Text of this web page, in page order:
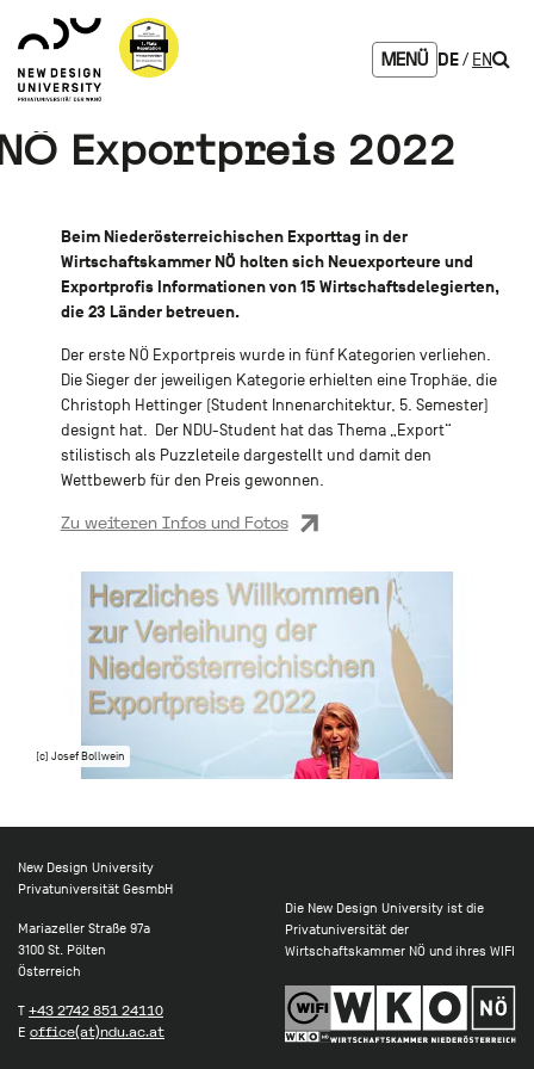
Inhalt
Hauptnavigation
Footernavigation
Logo
NDU
verlinkt
zur
Startseite
MENÜ DE EN
Exportpreis 2022
Beim Niederösterreichischen Exporttag in der
Wirtschaftskammer NÖ holten sich Neuexporteure und
Exportprofis Informationen von 15 Wirtschaftsdelegierten,
die 23 Länder betreuen.
Der erste NÖ Exportpreis wurde in fünf Kategorien verliehen.
Die Sieger der jeweiligen Kategorie erhielten eine Trophäe, die
Christoph Hettinger (Student Innenarchitektur, 5. Semester)
designt hat. Der NDU-Student hat das Thema „Export“
stilistisch als Puzzleteile dargestellt und damit den
Wettbewerb für den Preis gewonnen.
Zu weiteren Infos und Fotos
(c) Josef Bollwein
New Design University
Privatuniversität GesmbH
Mariazeller Straße 97a
3100 St. Pölten
Österreich
T +43 2742 851 24110
E office(at)ndu.ac.at
Die New Design University ist die
Privatuniversität der
Wirtschaftskammer NÖ und ihres WIFI